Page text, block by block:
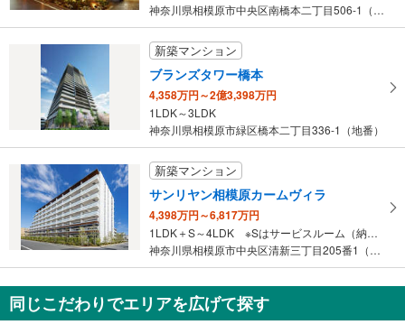
神奈川県相模原市中央区南橋本二丁目506-1（地番）
新築マンション
ブランズタワー橋本
4,358万円～2億3,398万円
1LDK～3LDK
神奈川県相模原市緑区橋本二丁目336-1（地番）
新築マンション
サンリヤン相模原カームヴィラ
4,398万円～6,817万円
1LDK＋S～4LDK ※Sはサービスルーム（納戸）です。
神奈川県相模原市中央区清新三丁目205番1（地番）、神奈川県相模…
同じこだわりでエリアを広げて探す